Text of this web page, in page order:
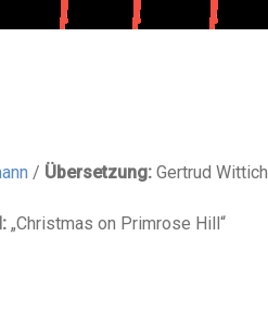
/ Übersetzung: Gertrud Wittich
„Christmas on Primrose Hill“